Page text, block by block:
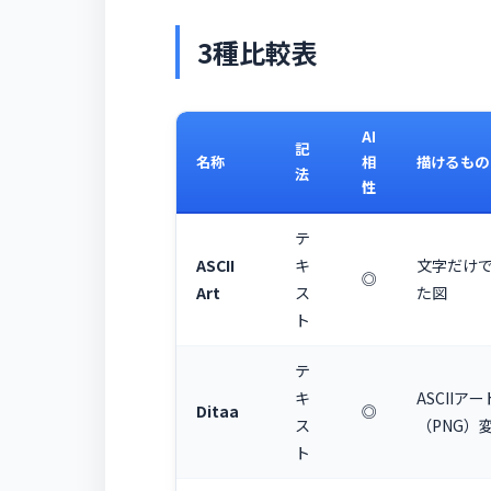
3種比較表
名称
記
法
AI
相
性
描けるもの
ASCII
Art
テ
キ
ス
ト
◎
文字だけ
た図
Ditaa
テ
キ
ス
ト
◎
ASCIIア
（PNG）